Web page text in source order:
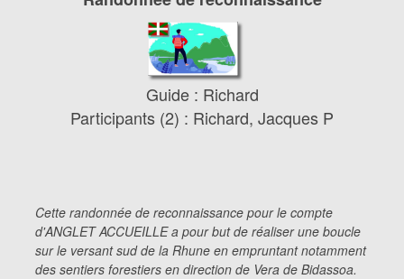
Guide : Richard
Participants (2) : Richard, Jacques P
Cette randonnée de reconnaissance pour le compte
d'ANGLET ACCUEILLE a pour but de réaliser une boucle
sur le versant sud de la Rhune en empruntant notamment
des sentiers forestiers en direction de Vera de Bidassoa.